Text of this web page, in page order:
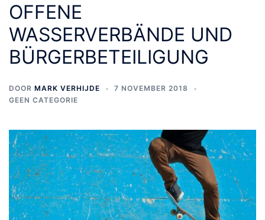
OFFENE
WASSERVERBÄNDE UND
BÜRGERBETEILIGUNG
DOOR MARK VERHIJDE
7 NOVEMBER 2018
GEEN CATEGORIE